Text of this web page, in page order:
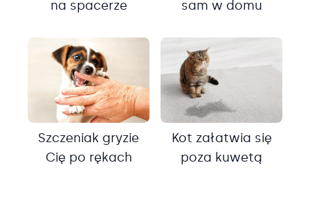
na spacerze
sam w domu
Szczeniak gryzie
Cię po rękach
Kot załatwia się
poza kuwetą